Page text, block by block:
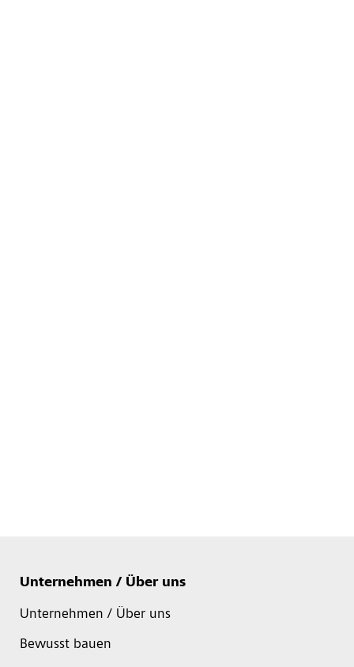
Unternehmen / Über uns
Unternehmen / Über uns
Bewusst bauen